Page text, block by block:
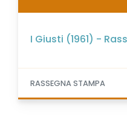
I Giusti (1961) -
RASSEGNA STAMPA